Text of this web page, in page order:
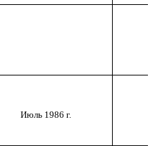
Июль 1986 г.